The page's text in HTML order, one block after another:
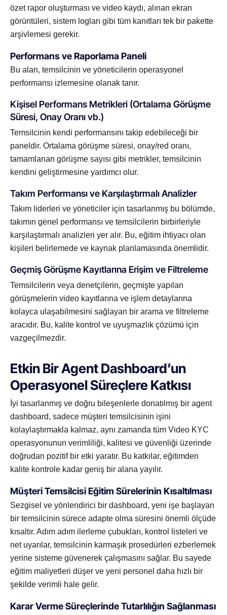
özet rapor oluşturması ve video kaydı, alınan ekran
görüntüleri, sistem logları gibi tüm kanıtları tek bir pakette
arşivlemesi gerekir.
Performans ve Raporlama Paneli
Bu alan, temsilcinin ve yöneticilerin operasyonel
performansı izlemesine olanak tanır.
Kişisel Performans Metrikleri (Ortalama Görüşme
Süresi, Onay Oranı vb.)
Temsilcinin kendi performansını takip edebileceği bir
paneldir. Ortalama görüşme süresi, onay/red oranı,
tamamlanan görüşme sayısı gibi metrikler, temsilcinin
kendini geliştirmesine yardımcı olur.
Takım Performansı ve Karşılaştırmalı Analizler
Takım liderleri ve yöneticiler için tasarlanmış bu bölümde,
takımın genel performansı ve temsilcilerin birbirleriyle
karşılaştırmalı analizleri yer alır. Bu, eğitim ihtiyacı olan
kişileri belirlemede ve kaynak planlamasında önemlidir.
Geçmiş Görüşme Kayıtlarına Erişim ve Filtreleme
Temsilcilerin veya denetçilerin, geçmişte yapılan
görüşmelerin video kayıtlarına ve işlem detaylarına
kolayca ulaşabilmesini sağlayan bir arama ve filtreleme
aracıdır. Bu, kalite kontrol ve uyuşmazlık çözümü için
vazgeçilmezdir.
Etkin Bir Agent Dashboard’un
Operasyonel Süreçlere Katkısı
İyi tasarlanmış ve doğru bileşenlerle donatılmış bir agent
dashboard, sadece müşteri temsilcisinin işini
kolaylaştırmakla kalmaz, aynı zamanda tüm Video KYC
operasyonunun verimliliği, kalitesi ve güvenliği üzerinde
doğrudan pozitif bir etki yaratır. Bu katkılar, eğitimden
kalite kontrole kadar geniş bir alana yayılır.
Müşteri Temsilcisi Eğitim Sürelerinin Kısaltılması
Sezgisel ve yönlendirici bir dashboard, yeni işe başlayan
bir temsilcinin sürece adapte olma süresini önemli ölçüde
kısaltır. Adım adım ilerleme çubukları, kontrol listeleri ve
net uyarılar, temsilcinin karmaşık prosedürleri ezberlemek
yerine sisteme güvenerek çalışmasını sağlar. Bu sayede
eğitim maliyetleri düşer ve yeni personel daha hızlı bir
şekilde verimli hale gelir.
Karar Verme Süreçlerinde Tutarlılığın Sağlanması